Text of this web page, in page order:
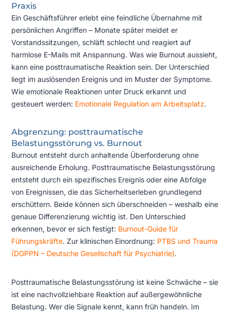
Praxis
Ein Geschäftsführer erlebt eine feindliche Übernahme mit
persönlichen Angriffen – Monate später meidet er
Vorstandssitzungen, schläft schlecht und reagiert auf
harmlose E-Mails mit Anspannung. Was wie Burnout aussieht,
kann eine posttraumatische Reaktion sein. Der Unterschied
liegt im auslösenden Ereignis und im Muster der Symptome.
Wie emotionale Reaktionen unter Druck erkannt und
gesteuert werden: Emotionale Regulation am Arbeitsplatz.
Abgrenzung: posttraumatische
Belastungsstörung vs. Burnout
Burnout entsteht durch anhaltende Überforderung ohne
ausreichende Erholung. Posttraumatische Belastungsstörung
entsteht durch ein spezifisches Ereignis oder eine Abfolge
von Ereignissen, die das Sicherheitserleben grundlegend
erschüttern. Beide können sich überschneiden – weshalb eine
genaue Differenzierung wichtig ist. Den Unterschied
erkennen, bevor er sich festigt: Burnout-Guide für
Führungskräfte. Zur klinischen Einordnung: PTBS und Trauma
(DGPPN – Deutsche Gesellschaft für Psychiatrie).
Posttraumatische Belastungsstörung ist keine Schwäche – sie
ist eine nachvollziehbare Reaktion auf außergewöhnliche
Belastung. Wer die Signale kennt, kann früh handeln. Im